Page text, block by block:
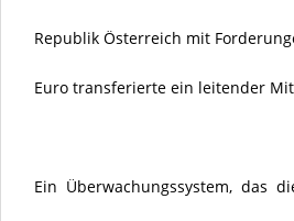
Republik Österreich mit
Euro transferierte ein leitender
Ein Überwachungssystem, das